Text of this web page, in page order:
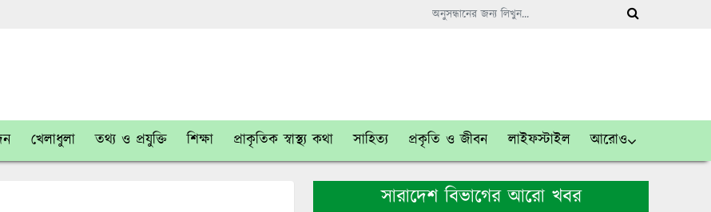
খেলাধুলা তথ্য ও প্রযুক্তি শিক্ষা প্রাকৃতিক স্বাস্থ্য কথা সাহিত্য প্রকৃতি ও জীবন লাইফস্টাইল আরোও
সারাদেশ বিভাগের আরো খবর